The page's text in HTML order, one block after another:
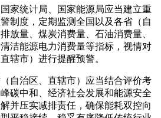
家统计局、国家能源局应当建立重
制度，定期监测全国以及各省（自
放量、煤炭消费量、石油消费量、
洁能源电力消费量等指标，视情对
辖市）进行提醒预警。
自治区、直辖市）应当结合评价考
碳中和、经济社会发展和能源安全
并压实减排责任，确保能耗双控向